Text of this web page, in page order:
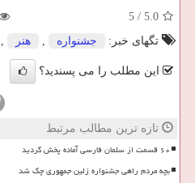
5.0
/
5
تگهای خبر:
جشنواره , هنر ,
این مطلب را می پسندید؟
تازه ترین مطالب مرتبط
۶۰ قسمت از سلمان فارسی آماده پخش گردید
بچه مردم راهی جشنواره زلین جمهوری چک شد